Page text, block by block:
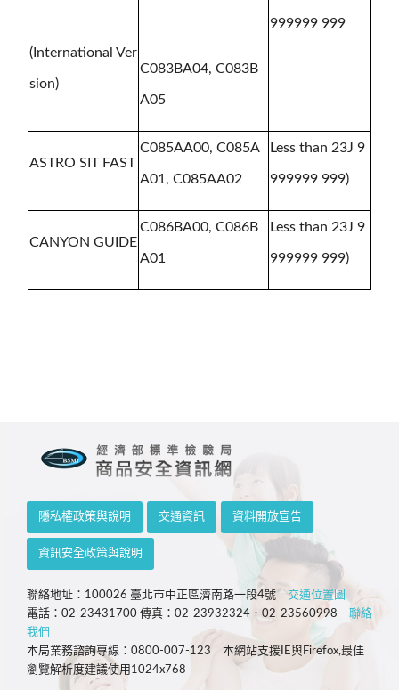
(International Ver
sion)
C083BA04, C083B
A05
999999 999
ASTRO SIT FAST
C085AA00, C085A
A01, C085AA02
Less than 23J 9
999999 999)
CANYON GUIDE
C086BA00, C086B
A01
Less than 23J 9
999999 999)
隱私權政策與說明 交通資訊 資料開放宣告
資訊安全政策與說明
聯絡地址：100026 臺北市中正區濟南路一段4號 交通位置圖
電話：02-23431700 傳真：02-23932324．02-23560998 聯絡
我們
本局業務諮詢專線：0800-007-123 本網站支援IE與Firefox,最佳
瀏覽解析度建議使用1024x768